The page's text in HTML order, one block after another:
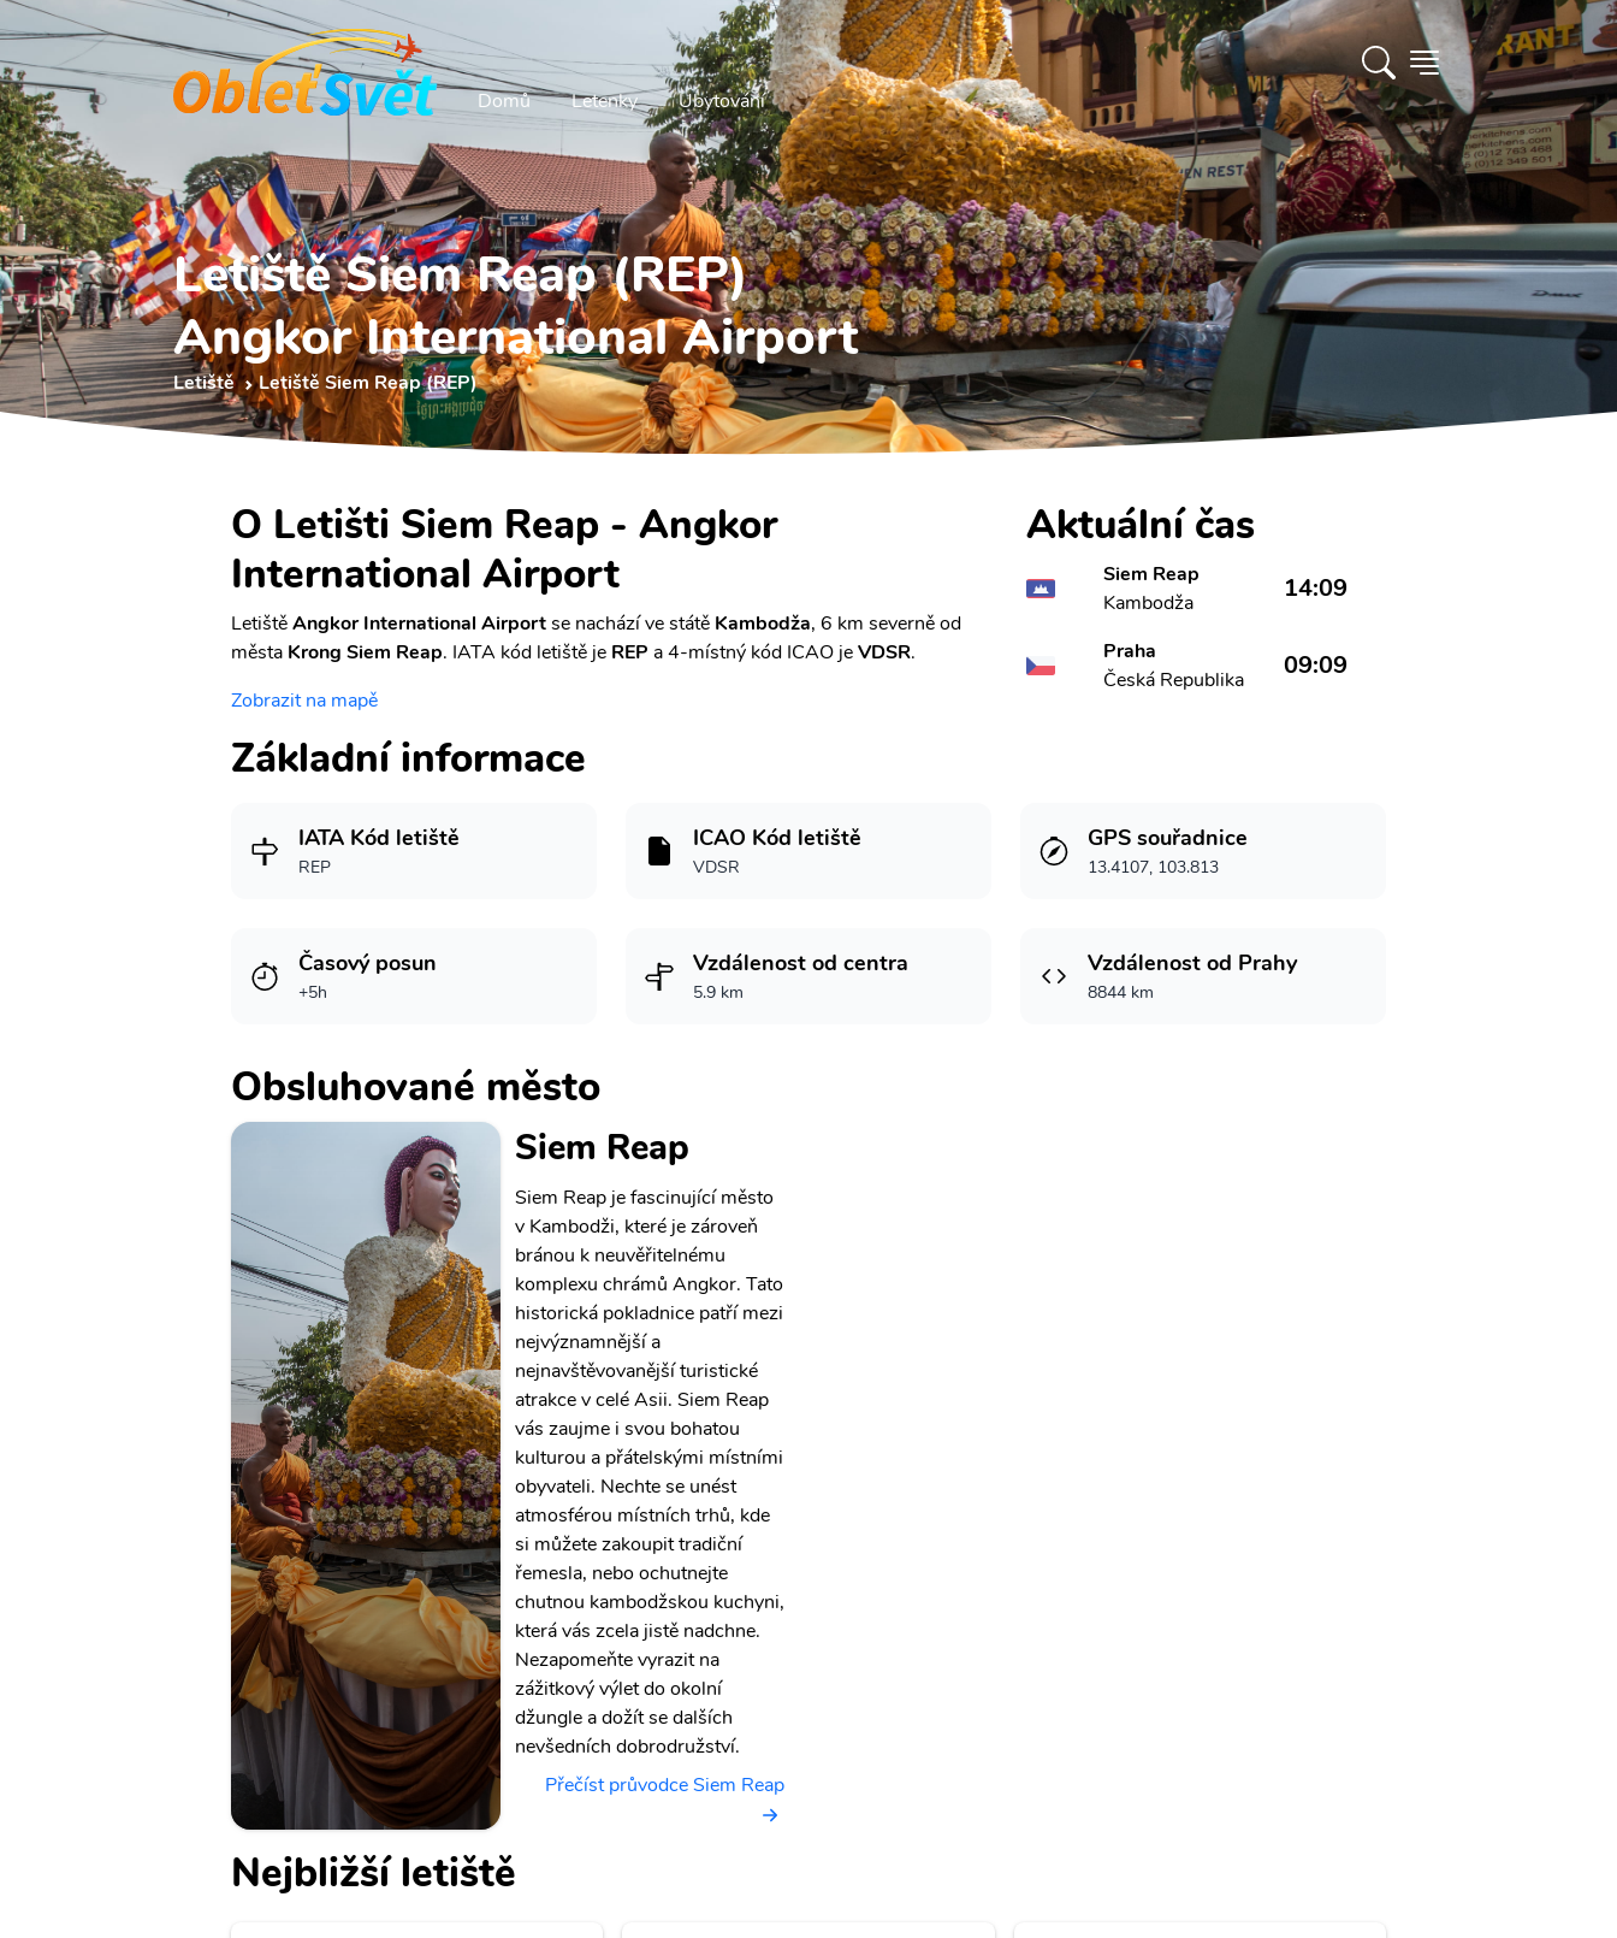
Domů Letenky Ubytování
Letiště Siem Reap (REP)
Angkor International Airport
Letiště Letiště Siem Reap (REP)
O Letišti Siem Reap - Angkor
International Airport
LetištěAngkor International Airportse nachází ve státě Kambodža, 6 km severně od
města Krong Siem Reap. IATA kód letiště je REP a 4-místný kód ICAO jeVDSR.
Zobrazit na mapě
Aktuální čas
Siem Reap
Kambodža
14:09
Praha
Česká Republika
09:09
Základní informace
IATA Kód letiště
REP
ICAO Kód letiště
VDSR
GPS souřadnice
13.4107, 103.813
Časový posun
+5h
Vzdálenost od centra
5.9 km
Vzdálenost od Prahy
8844 km
Obsluhované město
Siem Reap
Siem Reap je fascinující město
v Kambodži, které je zároveň
bránou k neuvěřitelnému
komplexu chrámů Angkor. Tato
historická pokladnice patří mezi
nejvýznamnější a
nejnavštěvovanější turistické
atrakce v celé Asii. Siem Reap
vás zaujme i svou bohatou
kulturou a přátelskými místními
obyvateli. Nechte se unést
atmosférou místních trhů, kde
si můžete zakoupit tradiční
řemesla, nebo ochutnejte
chutnou kambodžskou kuchyni,
která vás zcela jistě nadchne.
Nezapomeňte vyrazit na
zážitkový výlet do okolní
džungle a dožít se dalších
nevšedních dobrodružství.
Přečíst průvodce Siem Reap
Nejbližší letiště